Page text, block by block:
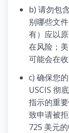
b) 请勿包
别哪些文
有）应以
在风险；
可能会在收
c) 确保您
USCIS 彻
指示的重
致申请被
725 美元